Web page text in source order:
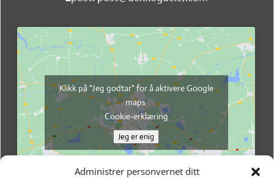
Administrer personvernet ditt
Klikk på "Jeg godtar" for å aktivere Google
maps
Cookie-erklæring
Jeg er enig